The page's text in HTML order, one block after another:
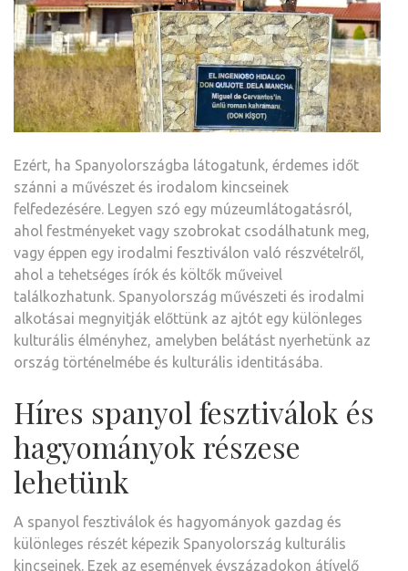
Ezért, ha Spanyolországba látogatunk, érdemes időt
szánni a művészet és irodalom kincseinek
felfedezésére. Legyen szó egy múzeumlátogatásról,
ahol festményeket vagy szobrokat csodálhatunk meg,
vagy éppen egy irodalmi fesztiválon való részvételről,
ahol a tehetséges írók és költők műveivel
találkozhatunk. Spanyolország művészeti és irodalmi
alkotásai megnyitják előttünk az ajtót egy különleges
kulturális élményhez, amelyben belátást nyerhetünk az
ország történelmébe és kulturális identitásába.
Híres spanyol fesztiválok és
hagyományok részese
lehetünk
A spanyol fesztiválok és hagyományok gazdag és
különleges részét képezik Spanyolország kulturális
kincseinek. Ezek az események évszázadokon átívelő